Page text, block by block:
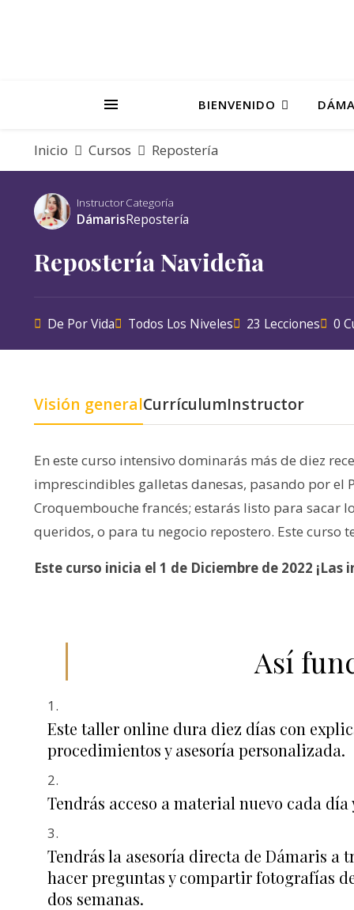
BIENVENIDO
Inicio Cursos Repostería
Instructor
Dámaris
Categoría
Repostería
Repostería Navideña
De Por Vida Todos Los Niveles 23 Lecciones 0
Visión generalCurrículumInstructor
En este curso intensivo dominarás más de diez
imprescindibles galletas danesas, pasando por el
Croquembouche francés; estarás listo para sacar
queridos, o para tu negocio repostero. Este curso
Este curso inicia el 1 de Diciembre de 2022
Así
Este taller online dura diez días con
procedimientos y asesoría personalizada.
Tendrás acceso a material nuevo cada
Tendrás la asesoría directa de Dámaris a
hacer preguntas y compartir fotografías
dos semanas.